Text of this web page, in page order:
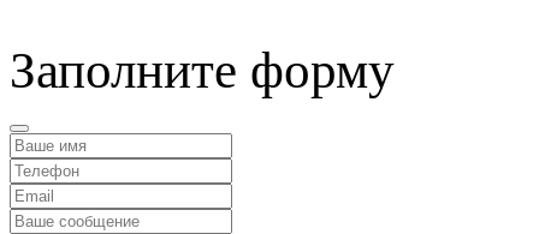
Заполните форму